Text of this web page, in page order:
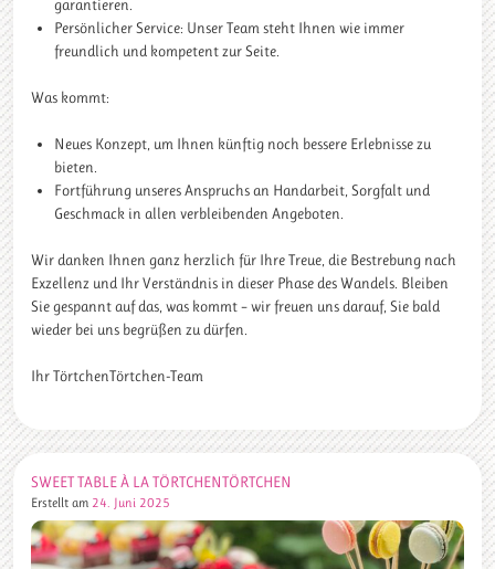
garantieren.
Persönlicher Service: Unser Team steht Ihnen wie immer
freundlich und kompetent zur Seite.
Was kommt:
Neues Konzept, um Ihnen künftig noch bessere Erlebnisse zu
bieten.
Fortführung unseres Anspruchs an Handarbeit, Sorgfalt und
Geschmack in allen verbleibenden Angeboten.
Wir danken Ihnen ganz herzlich für Ihre Treue, die Bestrebung nach
Exzellenz und Ihr Verständnis in dieser Phase des Wandels. Bleiben
Sie gespannt auf das, was kommt – wir freuen uns darauf, Sie bald
wieder bei uns begrüßen zu dürfen.
Ihr TörtchenTörtchen-Team
SWEET TABLE À LA TÖRTCHENTÖRTCHEN
Erstellt am 24. Juni 2025